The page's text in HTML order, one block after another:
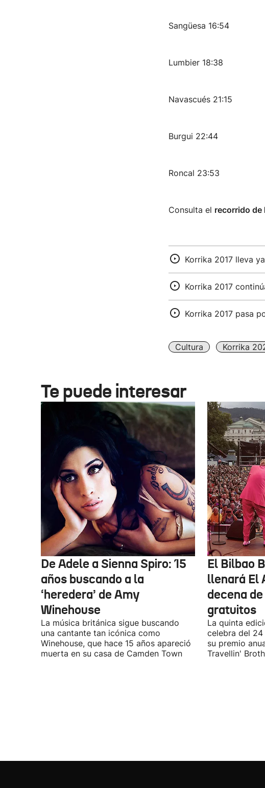
Sangüesa 16:54
Lumbier 18:38
Navascués 21:15
Burgui 22:44
Roncal 23:53
Consulta el recorrido de
Korrika 2017 lleva
Korrika 2017
Korrika 2017 pasa
Cultura Korrika
Te puede interesar
De Adele a Sienna Spiro: 15
años buscando a la
‘heredera’ de Amy
Winehouse
La música británica sigue buscando
una cantante tan icónica como
Winehouse, que hace 15 años apareció
muerta en su casa de Camden Town
El Bilbao
llenará El
decena
gratuitos
La quinta
celebra del
su premio
Travellin'